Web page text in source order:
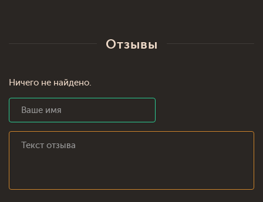
Отзывы
Ничего не найдено.